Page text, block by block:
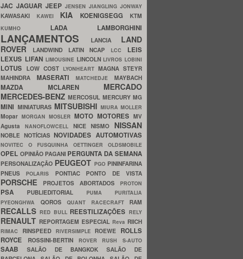
JAC JAGUAR JEEPJENSENJIANGLINGJONWAY
KAWASAKI KAWEI KIA KOENIGSEGG KTM
KUMHO LADA LAMBORGHINI
LANÇAMENTOS LANCIA LAND
ROVER
LANDWIND LATIN NCAP LCC LEIS
LEXUS LIFAN LIMOUSINE LINCOLN LIVROS LOBINI
LOTUS LOW COST LYONHEART MAGNA STEYR
MAHINDRA MASERATIMATCHEDJEMAYBACH
MAZDA MCLAREN MERCADO
MERCEDES-BENZMERCOSUL MERCURYMG
MINI MINIATURAS MITSUBISHI MIURA MOLLER
Mopar MORGAN MOSLER MOTO MOTORES MV
Agusta NANOFLOWCELL NICENISMO NISSAN
NOBLE NOTÍCIAS NOVIDADES AUTOMOTIVAS
NOVITEC O FUSQUINHA OETTINGER OLDSMOBILE
OPEL OPINIÃO PAGANI PERGUNTA DA SEMANA
PERSONALIZAÇÃO PEUGEOT PGO PININFARINA
PNEUS
POLARIS PONTIAC PONTO DE VISTA
PORSCHE PROJETOS ABORTADOS PROTON
PSA PUBLIEDITORIAL PUMA PURITALIA
PYEONGHWA QOROS QUANT RACECRAFT RAM
RECALLS RED BULL REESTILIZAÇÕES RELY
RENAULT REPORTAGEM ESPECIAL Reva RIICH
RIMAC RINSPEED RIVERSIMPLE ROEWE ROLLS
ROYCE
ROSSINI-BERTIN ROVER RUSH S-AUTO
SAAB SALÃO DE BANGKOKSALÃO DE